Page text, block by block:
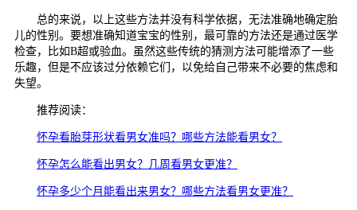
总的来说，以上这些方法并没有科学依据，无法准确地确定胎
儿的性别。要想准确知道宝宝的性别，最可靠的方法还是通过医学
检查，比如B超或验血。虽然这些传统的猜测方法可能增添了一些
乐趣，但是不应该过分依赖它们，以免给自己带来不必要的焦虑和
失望。
推荐阅读：
怀孕看胎芽形状看男女准吗？哪些方法能看男女？
怀孕怎么能看出男女？几周看男女更准？
怀孕多少个月能看出来男女？哪些方法看男女更准？